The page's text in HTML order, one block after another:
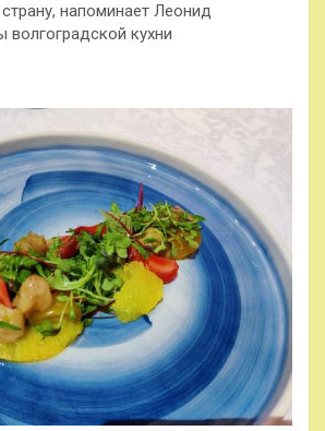
напоминает Леонид
волгоградской кухни